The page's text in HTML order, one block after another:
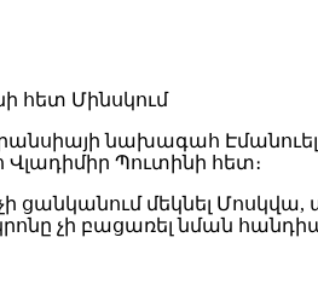
նախագահ
Վլադիմիր Պուտին ի հետ։
չի ցանկանում մեկնել
չի բացառել նման